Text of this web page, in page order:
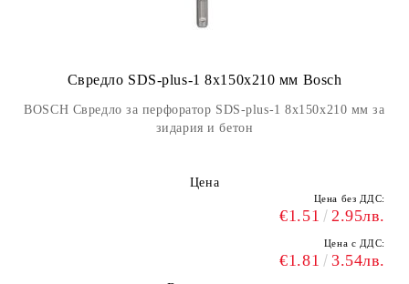
Свредло SDS-plus-1 8x150x210 мм Bosch
BOSCH Свредло за перфоратор SDS-plus-1 8x150x210 мм за
зидария и бетон
Цена
Цена без ДДС:
€1.51 2.95лв.
Цена с ДДС:
€1.81 3.54лв.